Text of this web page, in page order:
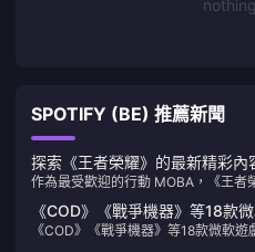
SPOTIFY (BE) 推薦新聞
探索《王者榮耀》的最新精彩內
作為最受歡迎的行動 MOBA，《王者
動繼續吸引全球玩家。以下是有關該
BitTopup 輕鬆充值代幣。
《COD》《戰爭機器》等18款
先發XGP
《COD》《戰爭機器》等18款微軟